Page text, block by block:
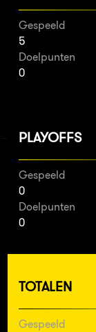
Gespeeld
5
Doelpunten
0
PLAYOFFS
Gespeeld
0
Doelpunten
0
TOTALEN
Gespeeld